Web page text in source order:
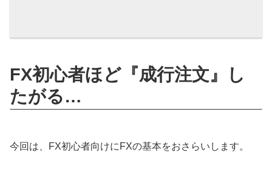
FX初心者ほど『成行注文』し
たがる…
今回は、FX初心者向けにFXの基本をおさらいします。